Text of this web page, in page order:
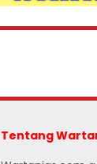
Tentang